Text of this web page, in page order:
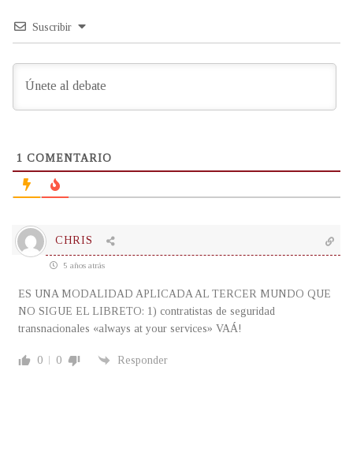
Suscribir
1 COMENTARIO
CHRIS
5 años atrás
ES UNA MODALIDAD APLICADA AL TERCER MUNDO QUE
NO SIGUE EL LIBRETO: 1) contratistas de seguridad
transnacionales «always at your services» VAÁ!
0 0 Responder